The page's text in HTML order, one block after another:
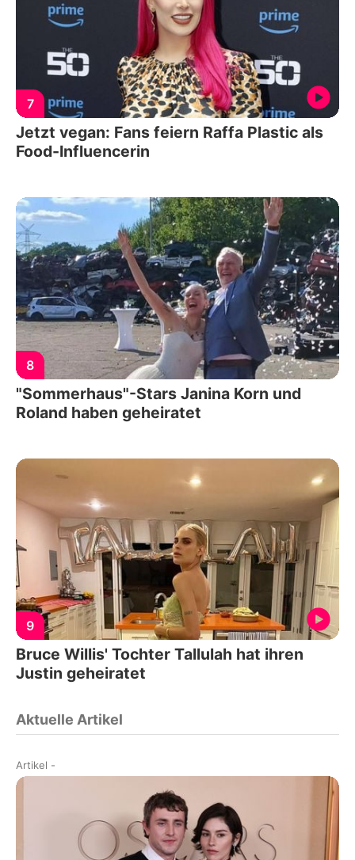
7
Jetzt vegan: Fans feiern Raffa Plastic als
Food-Influencerin
8
"Sommerhaus"-Stars Janina Korn und
Roland haben geheiratet
9
Bruce Willis' Tochter Tallulah hat ihren
Justin geheiratet
Aktuelle Artikel
Artikel -